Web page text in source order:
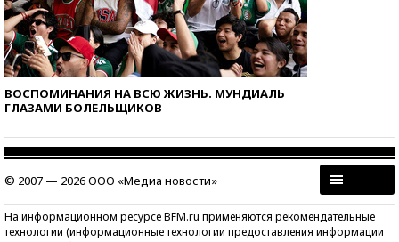
ВОСПОМИНАНИЯ НА ВСЮ ЖИЗНЬ. МУНДИАЛЬ
ГЛАЗАМИ БОЛЕЛЬЩИКОВ
© 2007 — 2026 ООО «Медиа новости»
На информационном ресурсе BFM.ru применяются рекомендательные
технологии (информационные технологии предоставления информации